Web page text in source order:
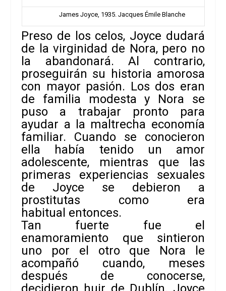
James Joyce, 1935. Jacques Émile Blanche
Preso de los celos, Joyce dudará
de la virginidad de Nora, pero no
la abandonará. Al contrario,
proseguirán su historia amorosa
con mayor pasión. Los dos eran
de familia modesta y Nora se
puso a trabajar pronto para
ayudar a la maltrecha economía
familiar. Cuando se conocieron
ella había tenido un amor
adolescente, mientras que las
primeras experiencias sexuales
de Joyce se debieron a
prostitutas como era
habitual entonces.
Tan fuerte fue el
enamoramiento que sintieron
uno por el otro que Nora le
acompañó cuando, meses
después de conocerse,